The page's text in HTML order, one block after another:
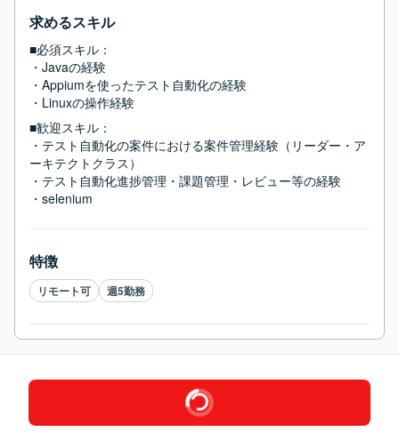
求めるスキル
■必須スキル：
・Javaの経験
・Appiumを使ったテスト自動化の経験
・Linuxの操作経験
■歓迎スキル：
・テスト自動化の案件における案件管理経験（リーダー・ア
ーキテクトクラス）
・テスト自動化進捗管理・課題管理・レビュー等の経験
・selenium
特徴
リモート可 週5勤務